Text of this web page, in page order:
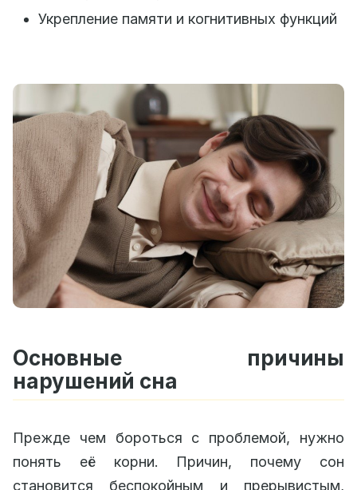
Укрепление памяти и когнитивных функций
Основные причины
нарушений сна
Прежде чем бороться с проблемой, нужно
понять её корни. Причин, почему сон
становится беспокойным и прерывистым,